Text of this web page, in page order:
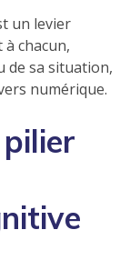
un levier
chacun,
de sa situation,
numérique.